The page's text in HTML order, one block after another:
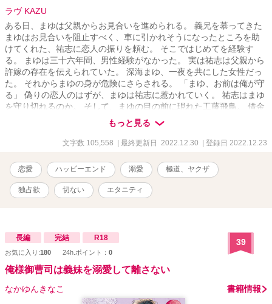
＋.。.:*・゜＋.。.:*・゜ ※この作品はフィクションです。実在の人
物・団体とは一切関係ありません .｡.:*･ﾟ＋.｡.:*･ﾟ＋.｡.:*･ﾟ＋.｡.:*･ﾟ ✧
エブリスタ様にて初公開23.1.9✧
ラヴ KAZU
ある日、まゆは父親からお見合いを進められる。 義兄を慕ってきた
まゆはお見合いを阻止すべく、車に引かれそうになったところを助
けてくれた、祐志に恋人の振りを頼む。 そこではじめてを経験す
る。 まゆは三十六年間、男性経験がなかった。 実は祐志は父親から
許嫁の存在を伝えられていた。 深海まゆ、一夜を共にした女性だっ
た。 それからまゆの身が危険にさらされる。 「まゆ、お前は俺が守
る」 偽りの恋人のはずが、まゆは祐志に惹かれていく。 祐志はまゆ
を守り切れるのか。 そして、まゆの目の前に現れた工藤飛鳥。 借金
の取り立てをする工藤組若頭。 「俺の女になれ」 工藤の言葉に首を
縦に振るも、過去のトラウマから身体を重ねることが出来ない。 そ
んなまゆに一目惚れをした工藤飛鳥。 そして、まゆも徐々に工藤の
なるのか。
もっと見る
文字数 105,558 | 最終更新日 2022.12.30 | 登録日 2022.12.23
恋愛 ハッピーエンド 溺愛 極道、ヤクザ
独占欲 切ない エタニティ
長編 完結 R18
お気に入り:180 24h.ポイント： 0
39
俺様御曹司は義妹を溺愛して離さない
なかゆんきなこ 書籍情報